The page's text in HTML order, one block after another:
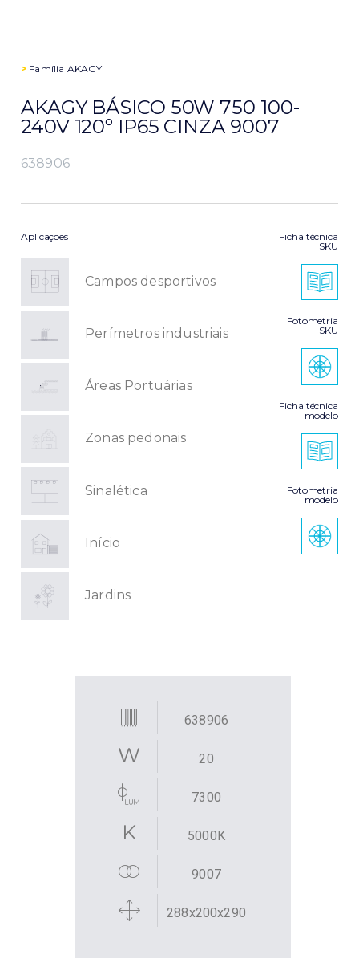
> Família AKAGY
AKAGY BÁSICO 50W 750 100-
240V 120º IP65 CINZA 9007
638906
Aplicações
Campos desportivos
Perímetros industriais
Áreas Portuárias
Zonas pedonais
Sinalética
Início
Jardins
Ficha técnica
SKU
Fotometria
SKU
Ficha técnica
modelo
Fotometria
modelo
638906
20
7300
5000K
9007
288x200x290